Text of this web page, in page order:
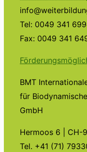
Tel: 0049 341
Fax: 0049 341
BMT
für
GmbH
Hermoos 6 | CH-
Tel. +41 (71)